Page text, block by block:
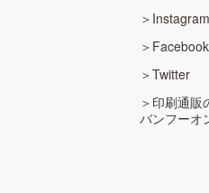
Instagram
Facebook
Twitter
印刷通販
バンフーオ